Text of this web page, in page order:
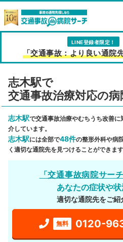
LINE登録者限定！
「交通事故：より良い通院
志木駅で
交通事故治療対応の
志木駅で交通事故治療やむちうち改善
介しています。
志木駅には全部で48件の整形外科や病
く適切な通院先を見つけることができます
「交通事故病院サー
あなたの症状や
適切な通院先をご紹
無料 0120-